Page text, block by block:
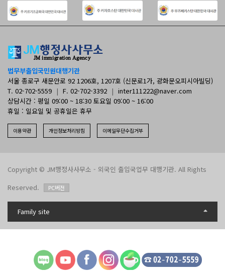
법무부출입국민원대행기관
서울 종로구 새문안로 92 1206호, 1207호 (신문로1가, 광화문오피시아빌딩)
T. 02-702-5559 | F. 02-702-3392 | inter111222@naver.com
상담시간 : 평일 09:00 ~ 18:30 토요일 09:00 ~ 16:00
휴일 : 일요일 및 공휴일은 휴무
이용약관 개인정보처리방침 이메일무단수집거부
Copyright © JM행정사사무소 - 외국인 출입국업무 대행기관. All Rights
Reserved.
PC버전
Family site